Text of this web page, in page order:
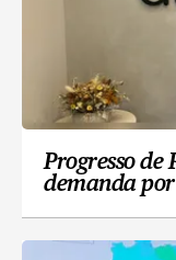
Progresso de
demanda